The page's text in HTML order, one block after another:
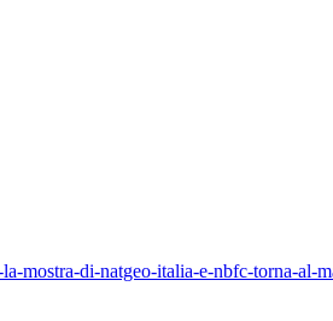
mostra-di-natgeo-italia-e-nbfc-torna-al-